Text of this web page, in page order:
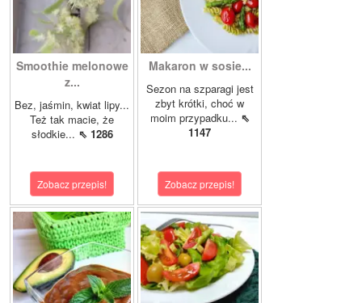
Smoothie melonowe
z...
Bez, jaśmin, kwiat lipy...
Też tak macie, że
słodkie... ⇖ 1286
Zobacz przepis!
Makaron w sosie...
Sezon na szparagi jest
zbyt krótki, choć w
moim przypadku... ⇖
1147
Zobacz przepis!